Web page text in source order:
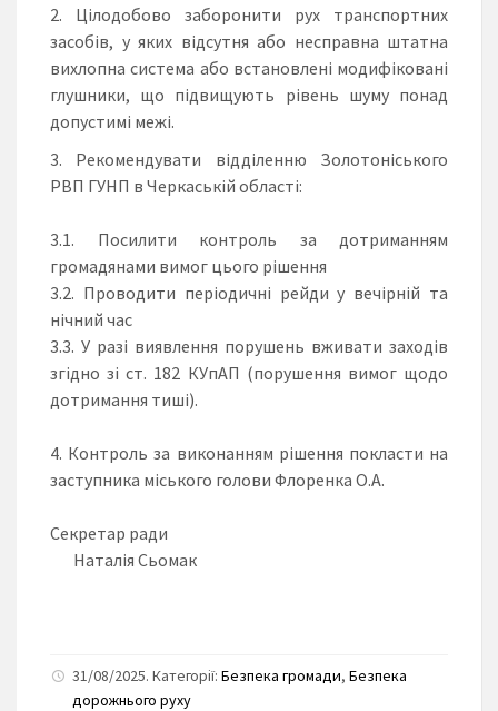
Цілодобово заборонити рух транспортних
засобів, у яких відсутня або несправна штатна
вихлопна система або встановлені модифіковані
глушники, що підвищують рівень шуму понад
допустимі межі.
Рекомендувати відділенню Золотоніського
РВП ГУНП в Черкаській області:
3.1. Посилити контроль за дотриманням
громадянами вимог цього рішення
3.2. Проводити періодичні рейди у вечірній та
нічний час
3.3. У разі виявлення порушень вживати заходів
згідно зі ст. 182 КУпАП (порушення вимог щодо
дотримання тиші).
4. Контроль за виконанням рішення покласти на
заступника міського голови Флоренка О.А.
Секретар ради
Наталія Сьомак
31/08/2025. Категорії: Безпека громади, Безпека
дорожнього руху